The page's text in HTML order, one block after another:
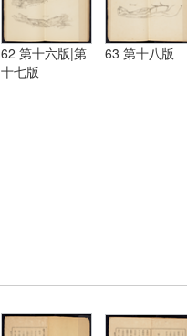
62 第十六版|第
十七版
63 第十八版